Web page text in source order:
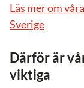
Läs mer om
Sverige
Därför är
viktiga